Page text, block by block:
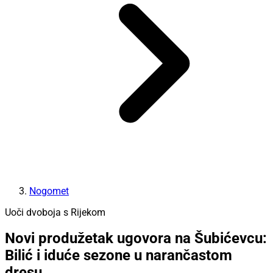
Nogomet
Uoči dvoboja s Rijekom
Novi produžetak ugovora na Šubićevcu:
Bilić i iduće sezone u narančastom